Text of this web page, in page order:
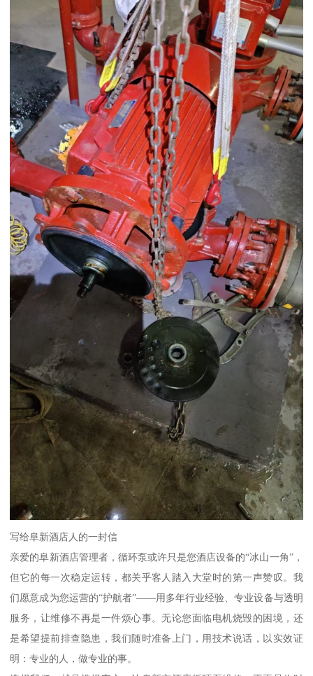
写给阜新酒店人的一封信
亲爱的阜新酒店管理者，循环泵或许只是您酒店设备的“冰山一角”，
但它的每一次稳定运转，都关乎客人踏入大堂时的第一声赞叹。我
们愿意成为您运营的“护航者”——用多年行业经验、专业设备与透明
服务，让维修不再是一件烦心事。无论您面临电机烧毁的困境，还
是希望提前排查隐患，我们随时准备上门，用技术说话，以实效证
明：专业的人，做专业的事。